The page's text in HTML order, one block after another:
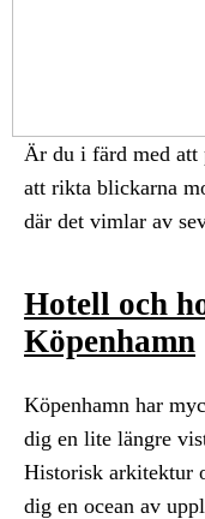
Är du i färd med att
att rikta blickarna
där det vimlar av
Hotell och
Köpenhamn
Köpenhamn har
dig en lite längre
Historisk arkitektur
dig en ocean av